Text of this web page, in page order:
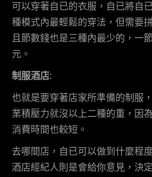
可以穿著自已的衣服，自已將自
種模式內最輕鬆的穿法，但需要
且節數錢也是三種內最少的，一
元。
制服酒店:
也就是要穿著店家所準備的制服
業積壓力就沒以上二種的重，因
消費時間也較短。
去哪間店，自已可以做到什麼程
酒店經紀人則是會給你意見，決